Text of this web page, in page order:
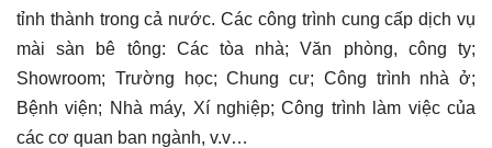
tỉnh thành trong cả nước. Các công trình cung cấp dịch vụ
mài sàn bê tông: Các tòa nhà; Văn phòng, công ty;
Showroom; Trường học; Chung cư; Công trình nhà ở;
Bệnh viện; Nhà máy, Xí nghiệp; Công trình làm việc của
các cơ quan ban ngành, v.v…